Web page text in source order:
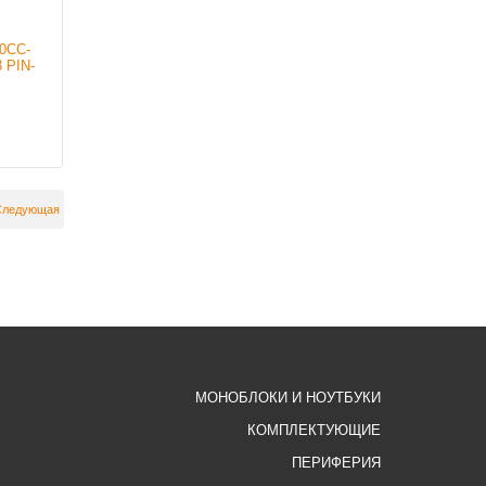
PIN-
МОНОБЛОКИ И НОУТБУКИ
КОМПЛЕКТУЮЩИЕ
ПЕРИФЕРИЯ